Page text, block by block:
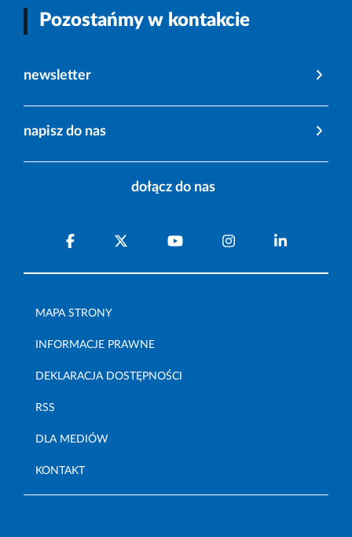
Pozostańmy w kontakcie
newsletter
napisz do nas
dołącz do nas
MAPA STRONY
INFORMACJE PRAWNE
DEKLARACJA DOSTĘPNOŚCI
RSS
DLA MEDIÓW
KONTAKT